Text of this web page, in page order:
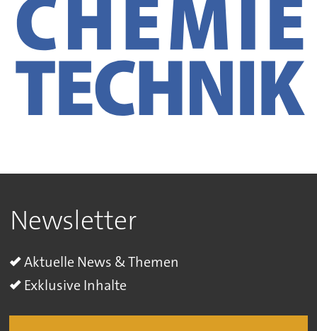
Newsletter
Aktuelle News & Themen
Exklusive Inhalte